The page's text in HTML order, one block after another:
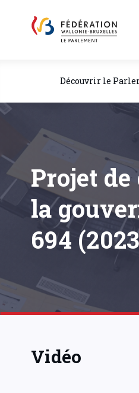
Découvrir le
Projet
la
694
Vidéo